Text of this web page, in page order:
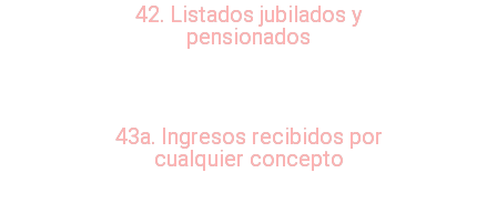
42. Listados jubilados y
pensionados
43a. Ingresos recibidos por
cualquier concepto